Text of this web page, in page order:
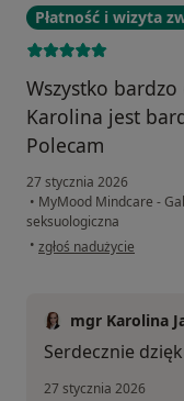
Płatność i wizyta
Wszystko
Karolina jest
Polecam
27 stycznia 2026
• MyMood Mindcare -
seksuologiczna
• w opinii użytkownika
zgłoś nadużycie
mgr Karolina
Serdecznie
27 stycznia 2026